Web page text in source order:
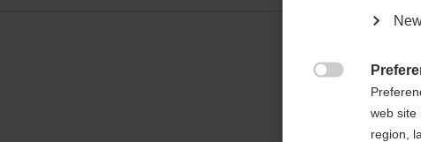
giacca foderata,
Facile
web site
region,